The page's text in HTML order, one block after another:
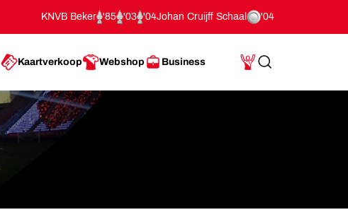
KNVB Beker '85 '03 '04Johan Cruijff Schaal '04
Kaartverkoop Webshop Business
Mijn Account
Search